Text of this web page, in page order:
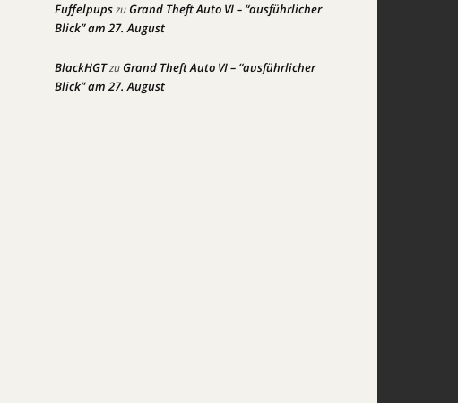
FuffelpupszuGrand Theft Auto VI – “ausführlicher
Blick” am 27. August
BlackHGTzuGrand Theft Auto VI – “ausführlicher
Blick” am 27. August